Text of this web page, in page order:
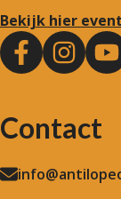
Bekijk hier
Contact